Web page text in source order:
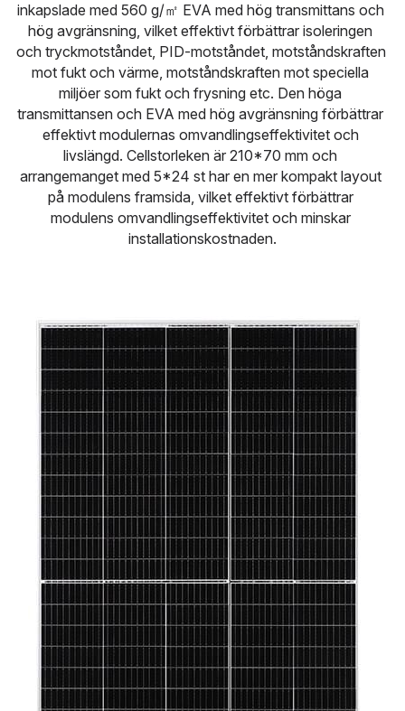
Polski
Русский
Slovensko
inkapslade med 560 g/㎡ EVA med hög transmittans och
hög avgränsning, vilket effektivt förbättrar isoleringen
och tryckmotståndet, PID-motståndet, motståndskraften
mot fukt och värme, motståndskraften mot speciella
miljöer som fukt och frysning etc. Den höga
transmittansen och EVA med hög avgränsning förbättrar
effektivt modulernas omvandlingseffektivitet och
livslängd. Cellstorleken är 210*70 mm och
arrangemanget med 5*24 st har en mer kompakt layout
på modulens framsida, vilket effektivt förbättrar
modulens omvandlingseffektivitet och minskar
installationskostnaden.